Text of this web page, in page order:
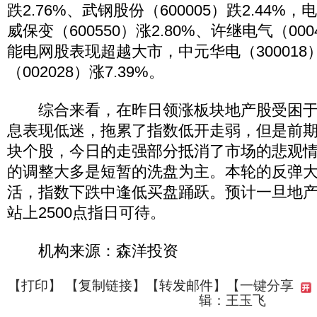
跌2.76%、武钢股份（600005）跌2.44%，
威保变（600550）涨2.80%、许继电气（
能电网股表现超越大市，中元华电（300018
（002028）涨7.39%。
综合来看，在昨日领涨板块地产股受困
息表现低迷，拖累了指数低开走弱，但是前
块个股，今日的走强部分抵消了市场的悲观
的调整大多是短暂的洗盘为主。本轮的反弹
活，指数下跌中逢低买盘踊跃。预计一旦地
站上2500点指日可待。
机构来源：森洋投资
【打印】 【复制链接】【转发邮件】
【一键分享
辑：王玉飞